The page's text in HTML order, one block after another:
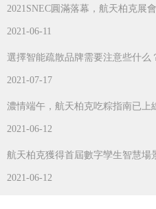
2021SNEC圓滿落幕，航天柏克展
2021-06-11
選擇智能疏散品牌需要注意些什么
2021-07-17
濃情端午，航天柏克吃粽指南已上
2021-06-12
航天柏克獲得首屆數字孿生智慧場
2021-06-12